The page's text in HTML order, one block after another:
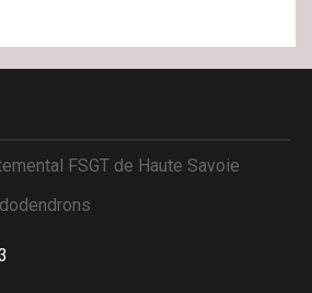
FSGT de Haute Savoie